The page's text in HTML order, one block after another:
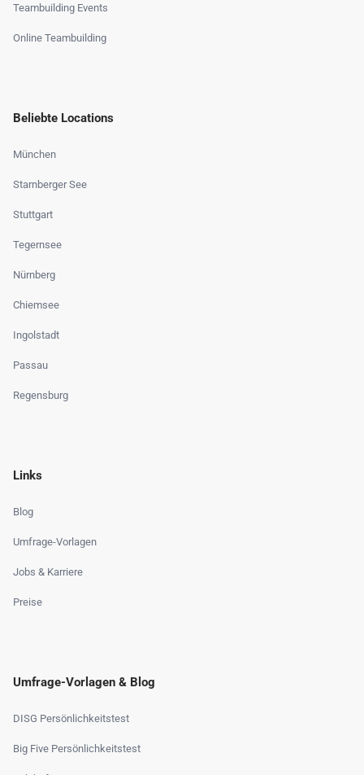
Teambuilding Events
Online Teambuilding
Beliebte Locations
München
Starnberger See
Stuttgart
Tegernsee
Nürnberg
Chiemsee
Ingolstadt
Passau
Regensburg
Links
Blog
Umfrage-Vorlagen
Jobs & Karriere
Preise
Umfrage-Vorlagen & Blog
DISG Persönlichkeitstest
Big Five Persönlichkeitstest